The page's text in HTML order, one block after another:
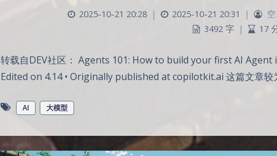
2025-10-21 20:28 | 2025-10-21 20:31 |
3492 字 | 17
转载自DEV社区： Agents 101: How to build your first AI
Edited on 4.14 • Originally published at copilotkit.ai 这篇文章较
AI 大模型